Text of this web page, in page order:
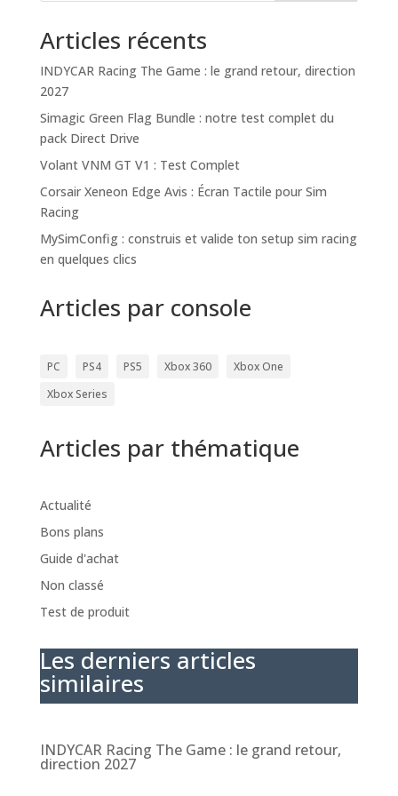
Articles récents
INDYCAR Racing The Game : le grand retour, direction
2027
Simagic Green Flag Bundle : notre test complet du
pack Direct Drive
Volant VNM GT V1 : Test Complet
Corsair Xeneon Edge Avis : Écran Tactile pour Sim
Racing
MySimConfig : construis et valide ton setup sim racing
en quelques clics
Articles par console
PC PS4 PS5 Xbox 360
Xbox One
Xbox Series
Articles par thématique
Actualité
Bons plans
Guide d'achat
Non classé
Test de produit
Les derniers articles
similaires
INDYCAR Racing The Game : le grand retour,
direction 2027